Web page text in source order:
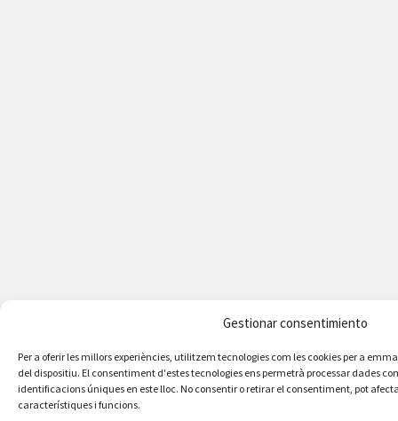
Gestionar consentimiento
Per a oferir les millors experiències, utilitzem tecnologies com les cookies per a
del dispositiu. El consentiment d'estes tecnologies ens permetrà processar dades
identificacions úniques en este lloc. No consentir o retirar el consentiment, pot
característiques i funcions.